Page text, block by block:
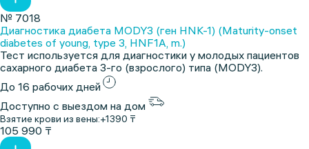
№ 7018
Диагностика диабета MODY3 (ген HNK-1) (Maturity-onset
diabetes of young, type 3, HNF1A, m.)
Тест используется для диагностики у молодых пациентов
сахарного диабета 3-го (взрослого) типа (MODY3).
До 16 рабочих дней
Доступно с выездом на дом
Взятие крови из вены:+1390 ₸
105 990 ₸